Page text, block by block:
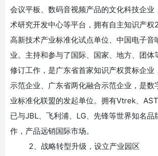
会议平板、数码音视频产品的文化科技企业
术研究开发中心等平台，拥有自主知识产权
高新技术产业标准化试点单位、中国电子音
业。主持和参与了国际、国家、地方、团体
修订工作，是广东省首家知识产权贯标企业
示范企业、广东省两化融合示范企业，是数
业标准化联盟的发起单位。拥有Vtrek、
已与JBL、飞利浦、LG、先锋等世界知名品
作，产品远销国际市场。
2、战略转型升级，设立产业园区